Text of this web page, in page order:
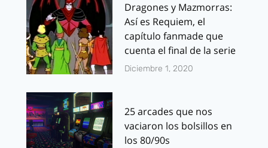
Dragones y Mazmorras:
Así es Requiem, el
capítulo fanmade que
cuenta el final de la serie
Diciembre 1, 2020
25 arcades que nos
vaciaron los bolsillos en
los 80/90s